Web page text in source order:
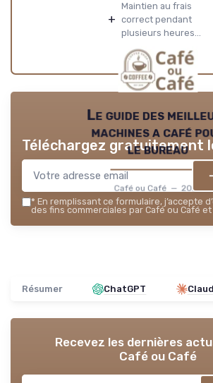
+
Maintien au frais
correct pendant
plusieurs heures...
Le guide des
machines a café
le bureau
Café ou Café — 2026
Téléchargez gratuitement
* En remplissant ce formulaire, j’accepte
des fins commerciales par Café ou Café
Résumer ChatGPT
Recevez les dernières
Café ou Café